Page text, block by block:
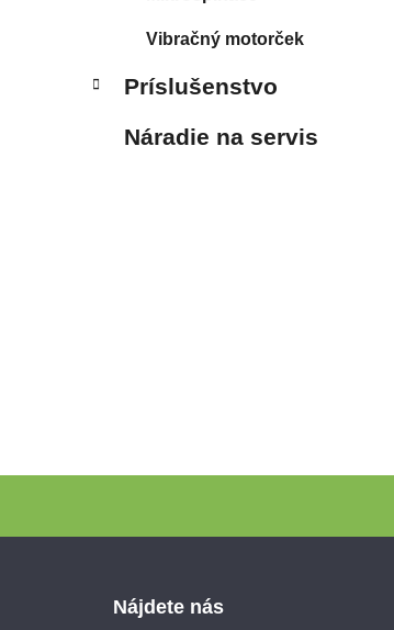
Vibračný motorček
Príslušenstvo
Náradie na servis
Nájdete nás